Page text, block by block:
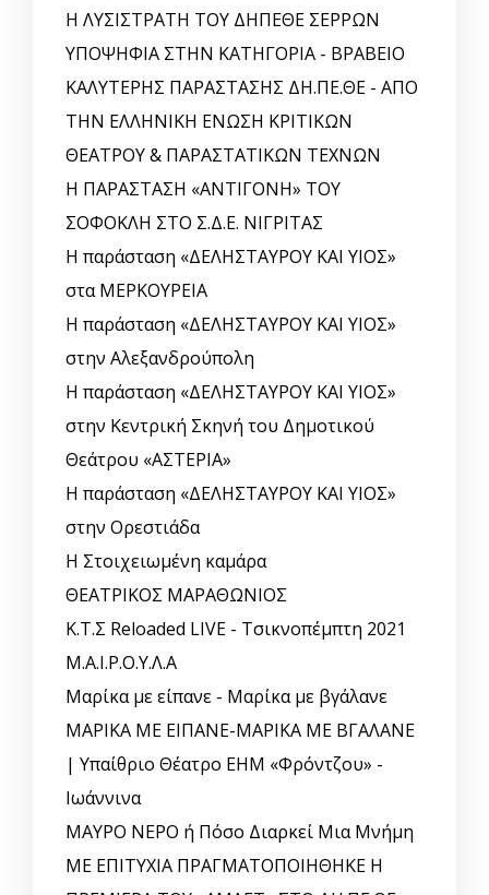
Η ΛΥΣΙΣΤΡΑΤΗ ΤΟΥ ΔΗΠΕΘΕ ΣΕΡΡΩΝ
ΥΠΟΨΗΦΙΑ ΣΤΗΝ ΚΑΤΗΓΟΡΙΑ - ΒΡΑΒΕΙΟ
ΚΑΛΥΤΕΡΗΣ ΠΑΡΑΣΤΑΣΗΣ ΔΗ.ΠΕ.ΘΕ - ΑΠΟ
ΤΗΝ ΕΛΛΗΝΙΚΗ ΕΝΩΣΗ ΚΡΙΤΙΚΩΝ
ΘΕΑΤΡΟΥ & ΠΑΡΑΣΤΑΤΙΚΩΝ ΤΕΧΝΩΝ
Η ΠΑΡΑΣΤΑΣΗ «ΑΝΤΙΓΟΝΗ» ΤΟΥ
ΣΟΦΟΚΛΗ ΣΤΟ Σ.Δ.Ε. ΝΙΓΡΙΤΑΣ
Η παράσταση «ΔΕΛΗΣΤΑΥΡΟΥ ΚΑΙ ΥΙΟΣ»
στα ΜΕΡΚΟΥΡΕΙΑ
Η παράσταση «ΔΕΛΗΣΤΑΥΡΟΥ ΚΑΙ ΥΙΟΣ»
στην Αλεξανδρούπολη
Η παράσταση «ΔΕΛΗΣΤΑΥΡΟΥ ΚΑΙ ΥΙΟΣ»
στην Κεντρική Σκηνή του Δημοτικού
Θεάτρου «ΑΣΤΕΡΙΑ»
Η παράσταση «ΔΕΛΗΣΤΑΥΡΟΥ ΚΑΙ ΥΙΟΣ»
στην Ορεστιάδα
Η Στοιχειωμένη καμάρα
ΘΕΑΤΡΙΚΟΣ ΜΑΡΑΘΩΝΙΟΣ
Κ.Τ.Σ Reloaded LIVE - Τσικνοπέμπτη 2021
Μ.Α.Ι.Ρ.Ο.Υ.Λ.Α
Μαρίκα με είπανε - Μαρίκα με βγάλανε
ΜΑΡΙΚΑ ΜΕ ΕΙΠΑΝΕ-ΜΑΡΙΚΑ ΜΕ ΒΓΑΛΑΝΕ
| Υπαίθριο Θέατρο ΕΗΜ «Φρόντζου» -
Ιωάννινα
ΜΑΥΡΟ ΝΕΡΟ ή Πόσο Διαρκεί Μια Μνήμη
ΜΕ ΕΠΙΤΥΧΙΑ ΠΡΑΓΜΑΤΟΠΟΙΗΘΗΚΕ Η